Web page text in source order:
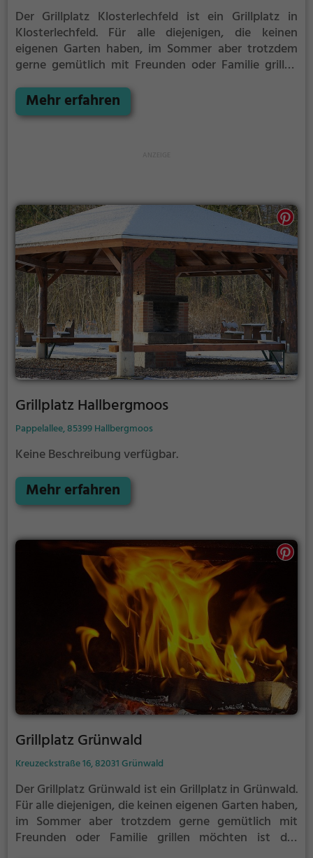
Der Grillplatz Klosterlechfeld ist ein Grillplatz in
Klosterlechfeld. Für alle diejenigen, die keinen
eigenen Garten haben, im Sommer aber trotzdem
gerne gemütlich mit Freunden oder Familie grillen
Mehr erfahren
Grillplatz Hallbergmoos
Pappelallee, 85399 Hallbergmoos
Keine Beschreibung verfügbar.
Mehr erfahren
Grillplatz Grünwald
Kreuzeckstraße 16, 82031 Grünwald
Der Grillplatz Grünwald ist ein Grillplatz in Grünwald.
Für alle diejenigen, die keinen eigenen Garten haben,
im Sommer aber trotzdem gerne gemütlich mit
Freunden oder Familie grillen möchten ist der